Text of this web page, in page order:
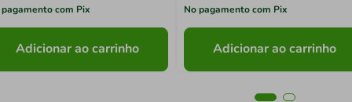
pagamento com Pix
Adicionar ao carrinho
No pagamento com Pix
Adicionar ao carrinho